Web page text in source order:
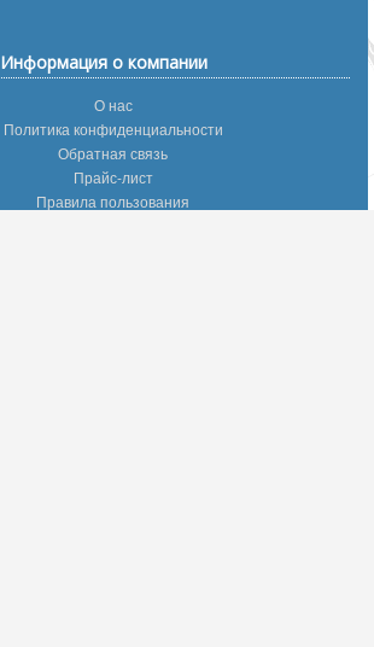
Информация о компании
О нас
Политика конфиденциальности
Обратная связь
Прайс-лист
Правила пользования